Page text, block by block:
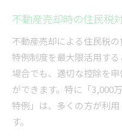
不動産売却時の住民税
不動産売却による住民税
特例制度を最大限活用す
場合でも、適切な控除を
ができます。特に「3,000
特例」は、多くの方が利
す。